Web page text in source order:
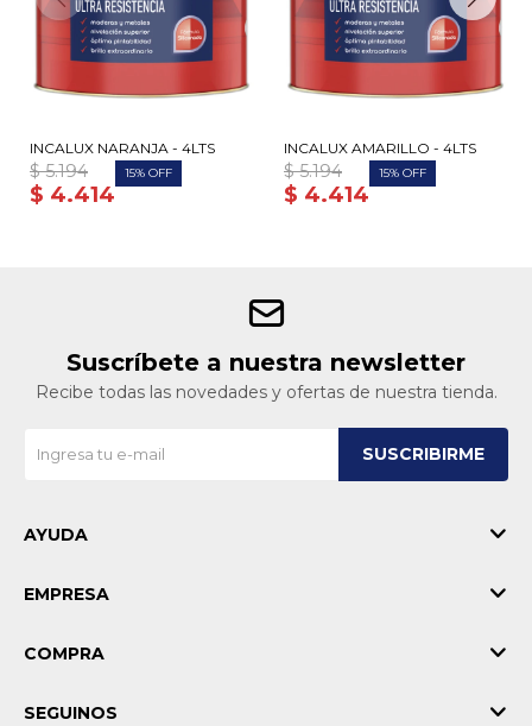
INCALUX NARANJA - 4LTS
$ 4.414
$ 5.194 15
INCALUX AMARILLO - 4LTS
$ 4.414
$ 5.194 15
Suscríbete a nuestra newsletter
Recibe todas las novedades y ofertas de nuestra tienda.
SUSCRIBIRME
AYUDA
EMPRESA
COMPRA
SEGUINOS